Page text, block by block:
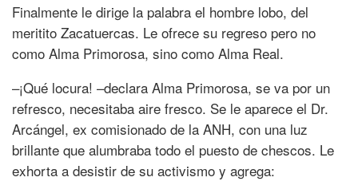
Finalmente le dirige la palabra el hombre lobo, del
meritito Zacatuercas. Le ofrece su regreso pero no
como Alma Primorosa, sino como Alma Real.
–¡Qué locura! –declara Alma Primorosa, se va por un
refresco, necesitaba aire fresco. Se le aparece el Dr.
Arcángel, ex comisionado de la ANH, con una luz
brillante que alumbraba todo el puesto de chescos. Le
exhorta a desistir de su activismo y agrega: